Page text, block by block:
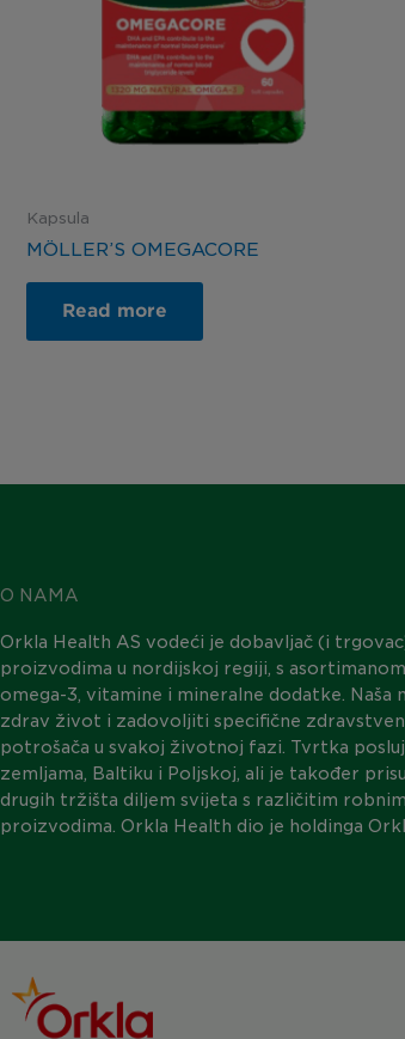
Kapsula
MÖLLER’S OMEGACORE
Read more
O NAMA
Orkla Health AS vodeći je dobavljač (i
proizvodima u nordijskoj regiji, s
omega-3, vitamine i mineralne dodatke. Naša
zdrav život i zadovoljiti specifične
potrošača u svakoj životnoj fazi. Tvrtka
zemljama, Baltiku i Poljskoj, ali je također
drugih tržišta diljem svijeta s različitim
proizvodima. Orkla Health dio je holdinga